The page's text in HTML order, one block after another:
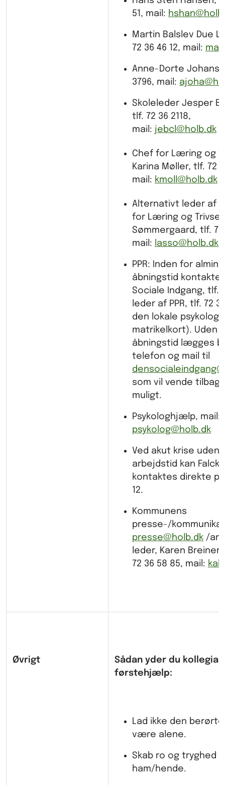
51, mail:
Martin Balslev Due
72 36 46 12, mail:
Anne-Dorte
3796, mail:
Skoleleder Jesper
tlf. 72 36 2118,
mail: jebcl@holb.dk
Chef for Læring og
Karina Møller, tlf. 72
mail: kmoll@holb.dk
Alternativt leder af
for Læring og
Sømmergaard, tlf. 72
mail:
lasso@holb.dk
PPR: Inden for
åbningstid
Sociale Indgang, tlf.
leder af PPR, tlf. 72
den lokale psykolog
matrikelkort). Uden
åbningstid lægges
telefon og mail til
som vil vende
muligt.
Psykologhjælp, mail:
psykolog@holb.dk
Ved akut krise
arbejdstid kan Falck
kontaktes direkte på
12.
Kommunens
presse-/
presse@holb.dk /
leder, Karen Breiner
72 36 58 85, mail:
Øvrigt
Sådan yder du kollegial
førstehjælp:
Lad ikke den
være alene.
Skab ro og tryghed
ham/hende.